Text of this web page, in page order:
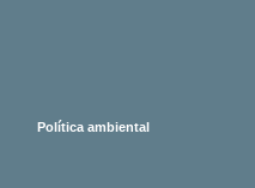
Política ambiental